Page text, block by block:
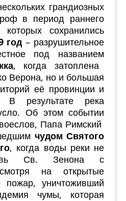
грандиозных
в период раннего
сохранились
год– разрушительное
под названием
, когда затоплена
Верона, но и большая
её провинции и
результате река
Об этом событии
Папа Римский
чудом Святого
, когда воды реки не
Св. Зенона с
на открытые
уничтоживший
чумы, которая